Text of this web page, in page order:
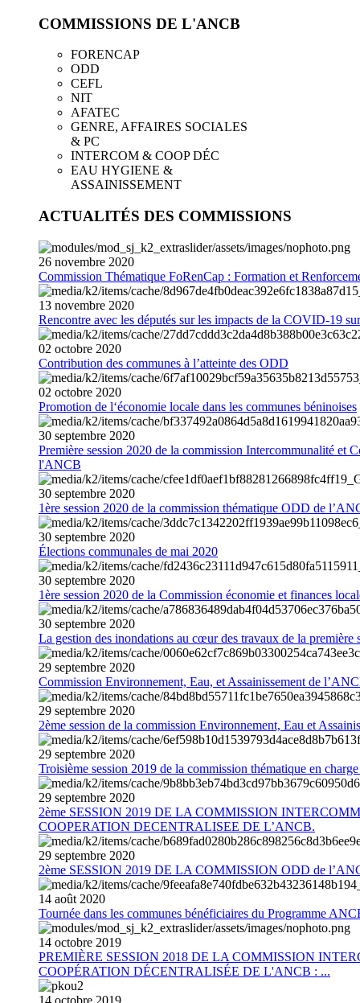
COMMISSIONS DE L'ANCB
FORENCAP
ODD
CEFL
NIT
AFATEC
GENRE, AFFAIRES SOCIALES
& PC
INTERCOM & COOP DÉC
EAU HYGIENE &
ASSAINISSEMENT
ACTUALITÉS DES COMMISSIONS
26 novembre 2020
Commission Thématique FoRenCap : Formation et
13 novembre 2020
Rencontre avec les députés sur les impacts de la COVID-19
02 octobre 2020
Contribution des communes à l’atteinte des ODD
02 octobre 2020
Promotion de l‘économie locale dans les communes béninoises
30 septembre 2020
Première session 2020 de la commission Intercommunalité et
l'ANCB
30 septembre 2020
1ère session 2020 de la commission thématique ODD de
30 septembre 2020
Élections communales de mai 2020
30 septembre 2020
1ère session 2020 de la Commission économie et finances
30 septembre 2020
La gestion des inondations au cœur des travaux de la première
29 septembre 2020
Commission Environnement, Eau, et Assainissement de
29 septembre 2020
2ème session de la commission Environnement, Eau et
29 septembre 2020
Troisième session 2019 de la commission thématique en
29 septembre 2020
2ème SESSION 2019 DE LA COMMISSION
COOPERATION DECENTRALISEE DE L’ANCB.
29 septembre 2020
2ème SESSION 2019 DE LA COMMISSION ODD de
14 août 2020
Tournée dans les communes bénéficiaires du Programme
14 octobre 2019
PREMIÈRE SESSION 2018 DE LA COMMISSION
COOPÉRATION DÉCENTRALISÉE DE L'ANCB : ...
14 octobre 2019